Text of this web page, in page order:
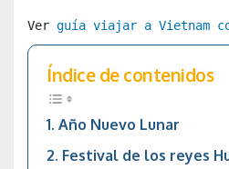
Ver guía viajar a Vietnam
Índice de contenidos
Año Nuevo Lunar
Festival de los reyes